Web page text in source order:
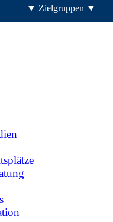
▼ Zielgruppen ▼